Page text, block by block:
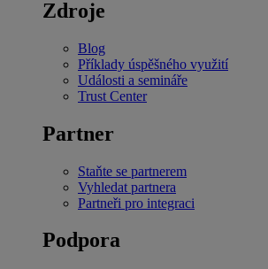
Zdroje
Blog
Příklady úspěšného využití
Události a semináře
Trust Center
Partner
Staňte se partnerem
Vyhledat partnera
Partneři pro integraci
Podpora